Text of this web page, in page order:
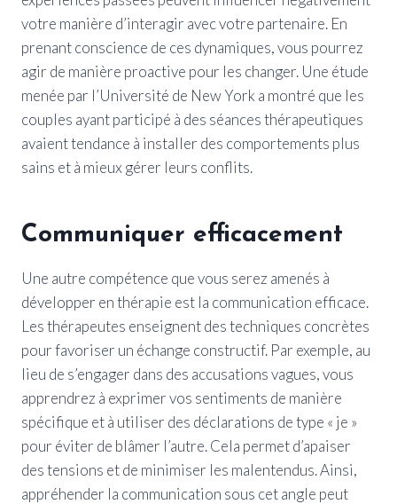
votre manière d’interagir avec votre partenaire. En
prenant conscience de ces dynamiques, vous pourrez
agir de manière proactive pour les changer. Une étude
menée par l’Université de New York a montré que les
couples ayant participé à des séances thérapeutiques
avaient tendance à installer des comportements plus
sains et à mieux gérer leurs conflits.
Communiquer efficacement
Une autre compétence que vous serez amenés à
développer en thérapie est la communication efficace.
Les thérapeutes enseignent des techniques concrètes
pour favoriser un échange constructif. Par exemple, au
lieu de s’engager dans des accusations vagues, vous
apprendrez à exprimer vos sentiments de manière
spécifique et à utiliser des déclarations de type « je »
pour éviter de blâmer l’autre. Cela permet d’apaiser
des tensions et de minimiser les malentendus. Ainsi,
appréhender la communication sous cet angle peut